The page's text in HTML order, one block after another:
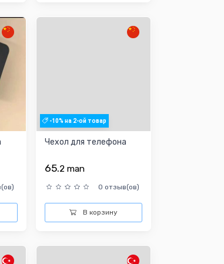
-10% на 2-ой товар
Чехол для телефона
65.2 man
0 отзыв(ов)
В корзину